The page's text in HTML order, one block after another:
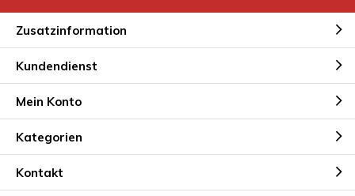
Zusatzinformation
Kundendienst
Mein Konto
Kategorien
Kontakt